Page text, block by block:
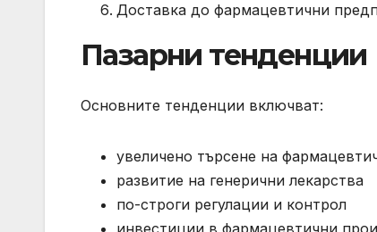
Доставка до фармацевтични
Пазарни тенденции
Основните тенденции включват:
увеличено търсене на
развитие на генерични лекарства
по-строги регулации и контрол
инвестиции в фармацевтични